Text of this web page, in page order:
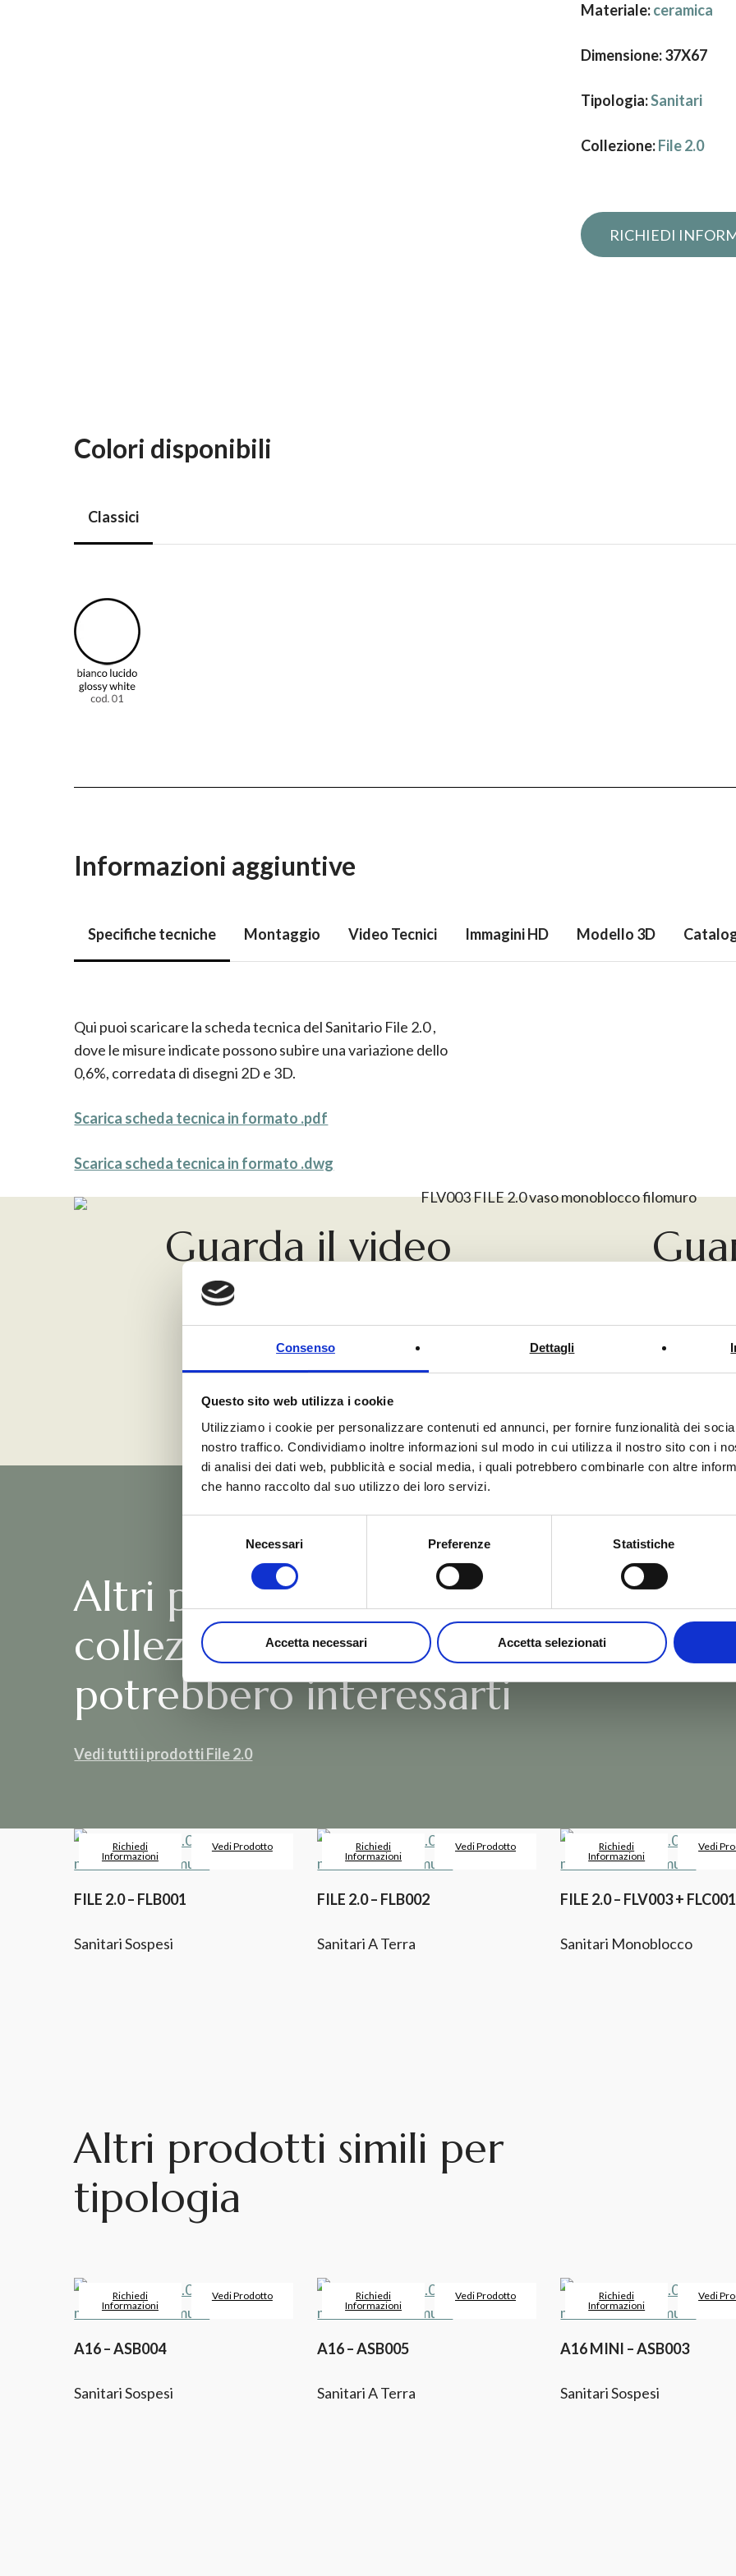
Consenso Dettagli
Questo sito web utilizza i cookie
Utilizziamo i cookie per personalizzare contenuti ed annunci, per fornire funzionalità dei
nostro traffico. Condividiamo inoltre informazioni sul modo in cui utilizza il nostro sito con i
di analisi dei dati web, pubblicità e social media, i quali potrebbero combinarle con altre
che hanno raccolto dal suo utilizzo dei loro servizi.
Necessari Preferenze Statistiche
Accetta necessari Accetta selezionati
Materiale:ceramica
Dimensione: 37X67
Tipologia:Sanitari
Collezione:File 2.0
Richiedi
Colori disponibili
Classici
Informazioni aggiuntive
Specifiche tecniche Montaggio Video Tecnici Immagini HD Modello 3D
Qui puoi scaricare la scheda tecnica del Sanitario File 2.0 ,
dove le misure indicate possono subire una variazione dello
0,6%, corredata di disegni 2D e 3D.
Scarica scheda tecnica in formato .pdf
Scarica scheda tecnica in formato .dwg
Guarda il video
Video
Altri prodotti della
collezione File 2.0 che
potrebbero interessarti
Vedi tutti i prodotti File 2.0
Richiedi
Informazioni
Vedi Prodotto
FILE 2.0 – FLB001
Sanitari Sospesi
Richiedi
Informazioni
Vedi Prodotto
FILE 2.0 – FLB002
Sanitari A Terra
Richiedi
Informazioni
Vedi
FILE 2.0 – FLV003 + FLC001
Sanitari Monoblocco
Altri prodotti simili per
tipologia
Richiedi
Informazioni
Vedi Prodotto
A16 – ASB004
Sanitari Sospesi
Richiedi
Informazioni
Vedi Prodotto
A16 – ASB005
Sanitari A Terra
Richiedi
Informazioni
Vedi
A16 MINI – ASB003
Sanitari Sospesi